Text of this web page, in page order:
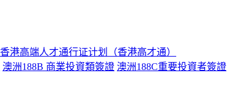
香港高端人才通行证计划（香港高才通）
澳洲188B 商業投資類簽證 澳洲188C重要投資者簽證